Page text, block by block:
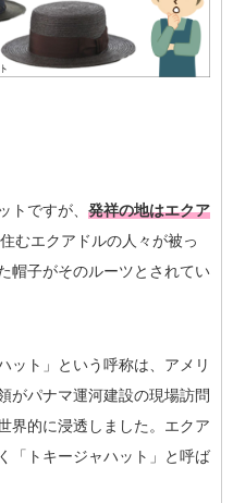
トですが、 発祥の地はエクア
むエクアドルの人々が被っ
帽子がそのルーツとされてい
ット」という呼称は、アメリ
がパナマ運河建設の現場訪問
界的に浸透しました。エクア
「トキージャハット」と呼ば